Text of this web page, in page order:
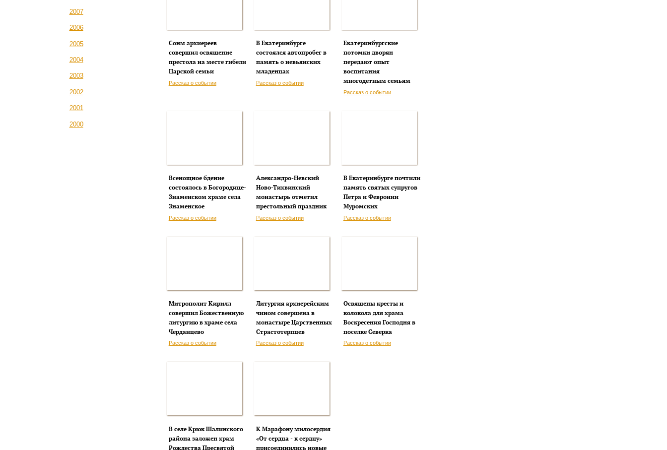
2007
2006
2005
2004
2003
2002
2001
2000
Сонм архиереев
совершил освящение
престола на месте гибели
Царской семьи
Рассказ о событии
В Екатеринбурге
состоялся автопробег в
память о невьянских
младенцах
Рассказ о событии
Екатеринбургские
потомки дворян
передают опыт
воспитания
многодетным семьям
Рассказ о событии
Всенощное бдение
состоялось в Богородице-
Знаменском храме села
Знаменское
Рассказ о событии
Александро-Невский
Ново-Тихвинский
монастырь отметил
престольный праздник
Рассказ о событии
В Екатеринбурге почтили
память святых супругов
Петра и Февронии
Муромских
Рассказ о событии
Митрополит Кирилл
совершил Божественную
литургию в храме села
Черданцево
Рассказ о событии
Литургия архиерейским
чином совершена в
монастыре Царственных
Страстотерпцев
Рассказ о событии
Освящены кресты и
колокола для храма
Воскресения Господня в
поселке Северка
Рассказ о событии
В селе Крюк Шалинского
района заложен храм
Рождества Пресвятой
К Марафону милосердия
«От сердца - к сердцу»
присоединились новые